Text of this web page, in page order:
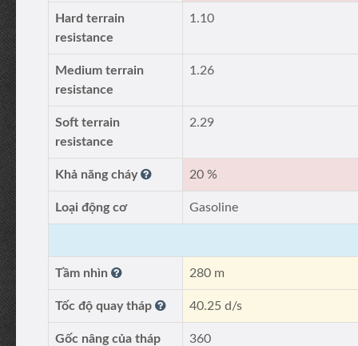
Hard terrain
resistance
1.10
Medium terrain
resistance
1.26
Soft terrain
resistance
2.29
Khả năng cháy 20 %
Loại động cơ Gasoline
Tầm nhìn 280 m
Tốc độ quay tháp 40.25 d/s
Gốc nâng của tháp 360